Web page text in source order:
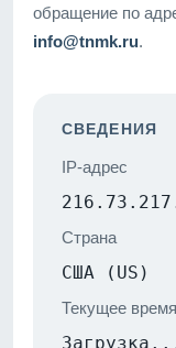
обращение по
info@tnmk.ru.
СВЕДЕНИЯ
IP-адрес
Страна
США (US)
Текущее время